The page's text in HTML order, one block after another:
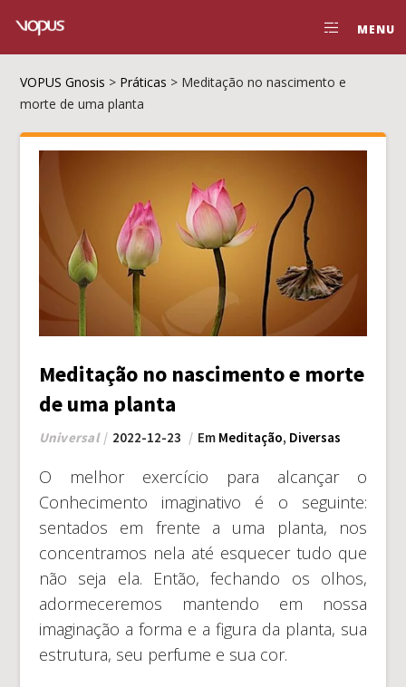
MENU
VOPUS Gnosis > Práticas > Meditação no nascimento e
morte de uma planta
Meditação no nascimento e morte
de uma planta
Universal 2022-12-23 Em Meditação, Diversas
O melhor exercício para alcançar o
Conhecimento imaginativo é o seguinte:
sentados em frente a uma planta, nos
concentramos nela até esquecer tudo que
não seja ela. Então, fechando os olhos,
adormeceremos mantendo em nossa
imaginação a forma e a figura da planta, sua
estrutura, seu perfume e sua cor.